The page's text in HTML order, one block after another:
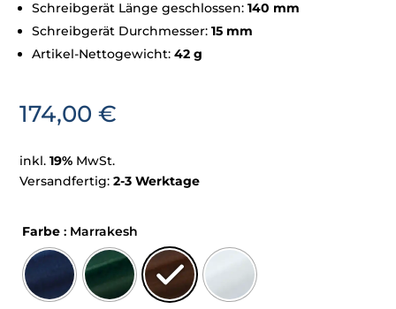
Schreibgerät Länge geschlossen:140 mm
Schreibgerät Durchmesser:15 mm
Artikel-Nettogewicht:42 g
174,00€
inkl.19% MwSt.
Versandfertig:2-3 Werktage
Farbe : Marrakesh